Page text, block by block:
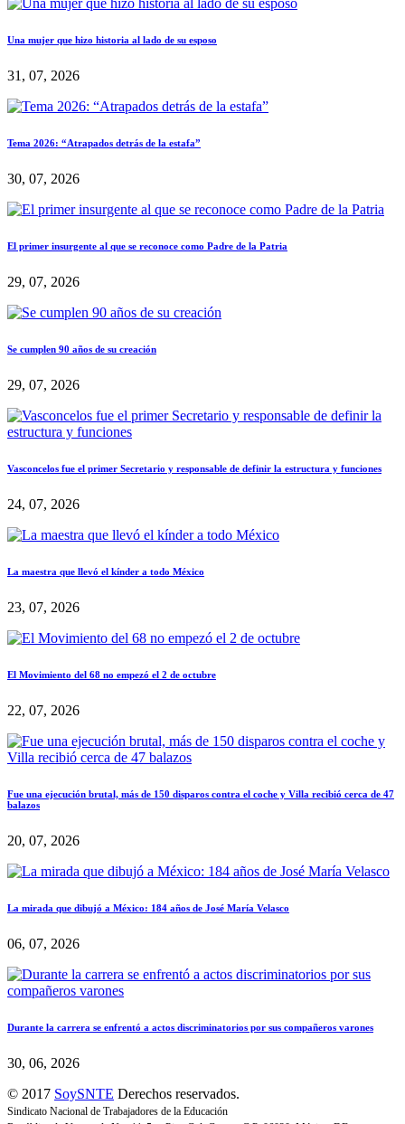
Una mujer que hizo historia al lado de su esposo
31, 07, 2026
Tema 2026: “Atrapados detrás de la estafa”
30, 07, 2026
El primer insurgente al que se reconoce como Padre de la Patria
29, 07, 2026
Se cumplen 90 años de su creación
29, 07, 2026
Vasconcelos fue el primer Secretario y responsable de definir la estructura y funciones
24, 07, 2026
La maestra que llevó el kínder a todo México
23, 07, 2026
El Movimiento del 68 no empezó el 2 de octubre
22, 07, 2026
Fue una ejecución brutal, más de 150 disparos contra el coche y Villa recibió cerca de 47
balazos
20, 07, 2026
La mirada que dibujó a México: 184 años de José María Velasco
06, 07, 2026
Durante la carrera se enfrentó a actos discriminatorios por sus compañeros varones
30, 06, 2026
© 2017 SoySNTE Derechos reservados.
Sindicato Nacional de Trabajadores de la Educación